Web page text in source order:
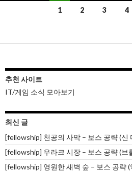
비
이
션
1 2 3 4
추천 사이트
IT/게임 소식 모아보기
최신 글
[fellowship] 천공의 사막 – 보스 공략 (신
[fellowship] 우라크 시장 – 보스 공략 (브
[fellowship] 영원한 새벽 숲 – 보스 공략 (